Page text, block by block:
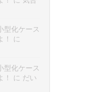
型化ケース
に
型化ケース
に だい